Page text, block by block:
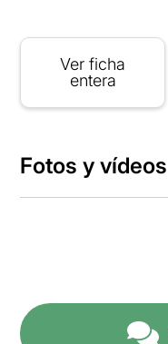
Ver ficha
entera
Fotos y vídeos